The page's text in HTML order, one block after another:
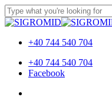
Skip
to
content
Close
+40 744 540 704
Menu
+40 744 540 704
Facebook